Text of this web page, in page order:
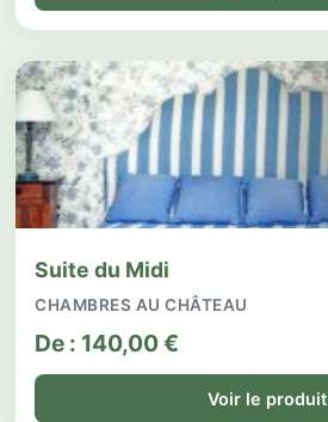
Suite du Midi
CHAMBRES AU CHÂTEAU
De : 140,00€
Voir le produit